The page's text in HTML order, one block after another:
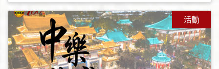
活動